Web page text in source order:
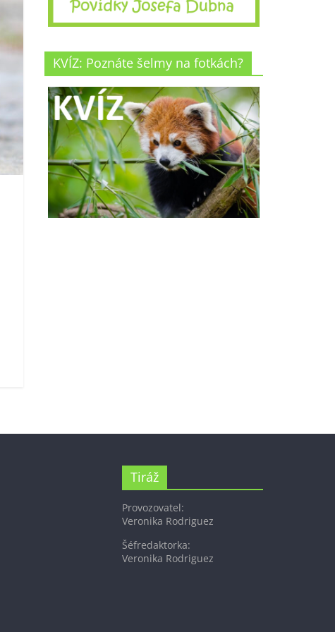
KVÍZ: Poznáte šelmy na fotkách?
Tiráž
Provozovatel:
Veronika Rodriguez
Šéfredaktorka:
Veronika Rodriguez